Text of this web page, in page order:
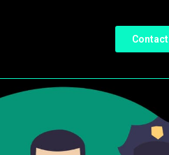
Contact